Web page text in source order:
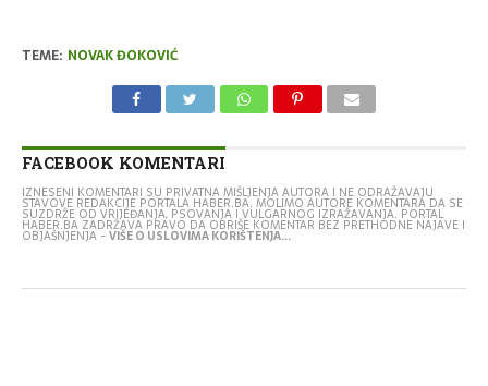
TEME: NOVAK ĐOKOVIĆ
FACEBOOK KOMENTARI
IZNESENI KOMENTARI SU PRIVATNA MIŠLJENJA AUTORA I NE ODRAŽAVAJU
STAVOVE REDAKCIJE PORTALA HABER.BA. MOLIMO AUTORE KOMENTARA DA SE
SUZDRŽE OD VRIJEĐANJA, PSOVANJA I VULGARNOG IZRAŽAVANJA. PORTAL
HABER.BA ZADRŽAVA PRAVO DA OBRIŠE KOMENTAR BEZ PRETHODNE NAJAVE I
OBJAŠNJENJA -VIŠE O USLOVIMA KORIŠTENJA...